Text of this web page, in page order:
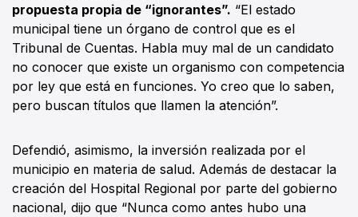
propuesta propia de “ignorantes”. “El estado
municipal tiene un órgano de control que es el
Tribunal de Cuentas. Habla muy mal de un candidato
no conocer que existe un organismo con competencia
por ley que está en funciones. Yo creo que lo saben,
pero buscan títulos que llamen la atención”.
Defendió, asimismo, la inversión realizada por el
municipio en materia de salud. Además de destacar la
creación del Hospital Regional por parte del gobierno
nacional, dijo que “Nunca como antes hubo una